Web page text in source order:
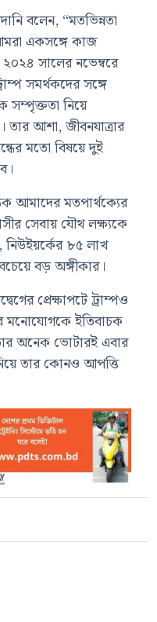
বলেন, “মতভিন্নতা
একসঙ্গে কাজ
সালের নভেম্বরে
সমর্থকদের সঙ্গে
সম্পৃক্ততা নিয়ে
আশা, জীবনযাত্রার
মতো বিষয়ে দুই
আমাদের মতপার্থক্যের
সেবায় যৌথ লক্ষ্যকে
নিউইয়র্কের ৮৫ লাখ
বড় অঙ্গীকার।
প্রেক্ষাপটে ট্রাম্পও
মনোযোগকে ইতিবাচক
অনেক ভোটারই এবার
তার কোনও আপত্তি